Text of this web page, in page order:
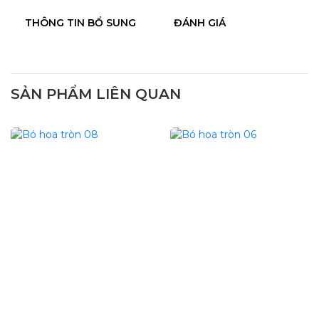
THÔNG TIN BỔ SUNG ĐÁNH GIÁ
SẢN PHẨM LIÊN QUAN